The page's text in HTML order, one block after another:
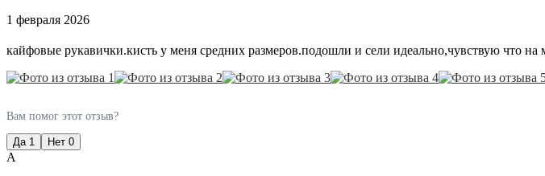
1 февраля 2026
кайфовые рукавички.кисть у меня средних размеров.подошли и сели идеально,чувствую что на
Вам помог этот отзыв?
Да 1 Нет 0
А